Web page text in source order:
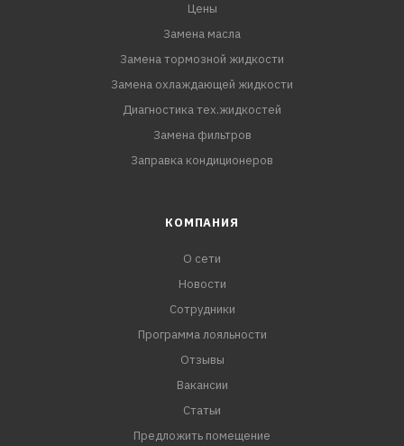
Цены
Замена масла
Замена тормозной жидкости
Замена охлаждающей жидкости
Диагностика тех.жидкостей
Замена фильтров
Заправка кондиционеров
КОМПАНИЯ
О сети
Новости
Сотрудники
Программа лояльности
Отзывы
Вакансии
Статьи
Предложить помещение